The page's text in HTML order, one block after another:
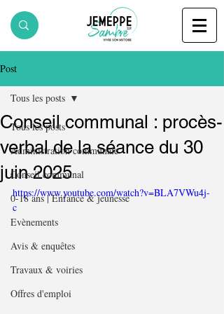
Post
Tous les posts
Administration communale
Conseil communal
0-18 ans | Enfance & jeunesse
Evènements
Avis & enquêtes
Travaux & voiries
Offres d'emploi
Tous les posts
Conseil communal : procès-
verbal de la séance du 30
juin 2025
https://www.youtube.com/watch?v=BLA7VWu4j-
c